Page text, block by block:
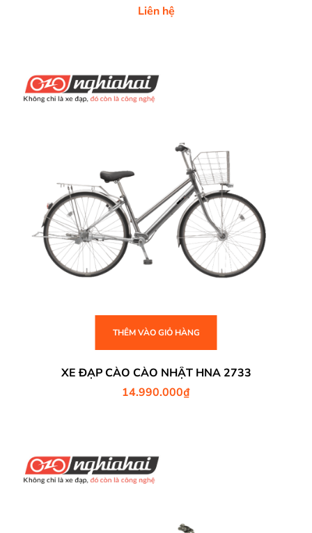
Liên hệ
THÊM VÀO GIỎ HÀNG
XE ĐẠP CÀO CÀO NHẬT HNA 2733
14.990.000₫